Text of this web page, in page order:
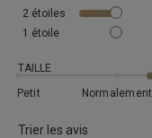
2 étoiles
1 étoile
TAILLE
Petit
Normalement
Trier les avis